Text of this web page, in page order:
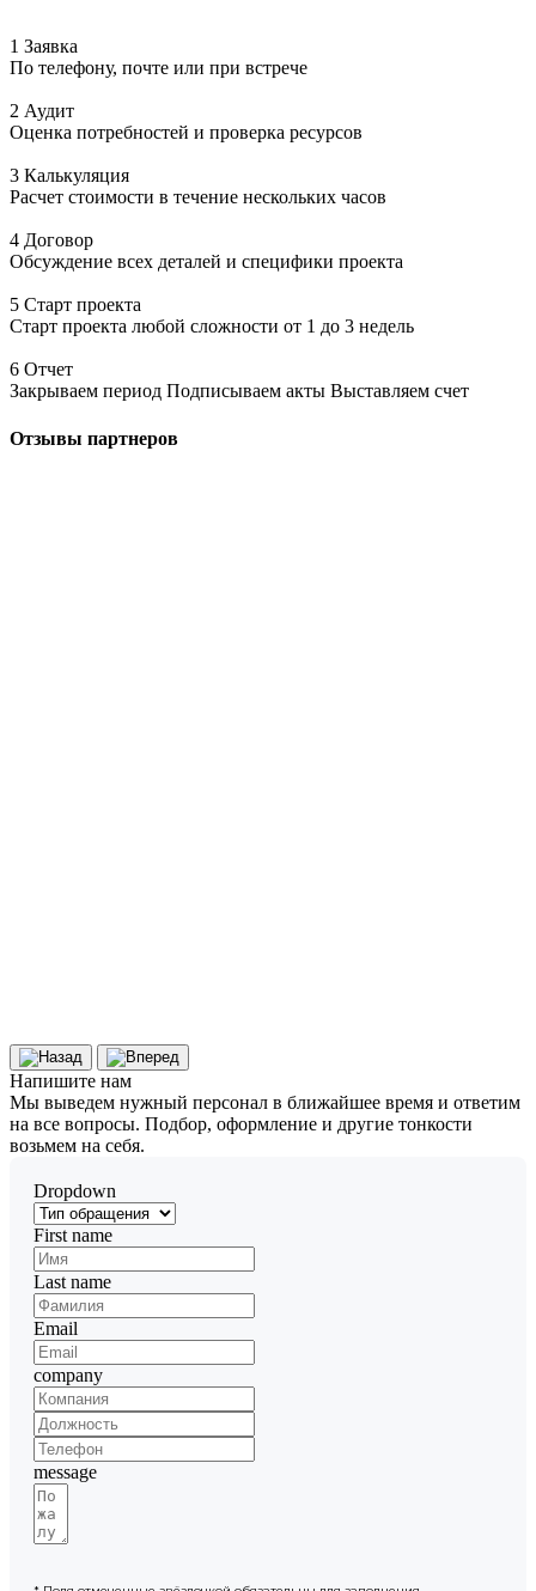
1 Заявка
По телефону, почте или при встрече
2 Аудит
Оценка потребностей и проверка ресурсов
3 Калькуляция
Расчет стоимости в течение нескольких часов
4 Договор
Обсуждение всех деталей и специфики проекта
5 Старт проекта
Старт проекта любой сложности от 1 до 3 недель
6 Отчет
Закрываем период Подписываем акты Выставляем счет
Отзывы партнеров
Напишите нам
Мы выведем нужный персонал в ближайшее время и ответим
на все вопросы. Подбор, оформление и другие тонкости
возьмем на себя.
Dropdown
First name
Last name
Email
company
message